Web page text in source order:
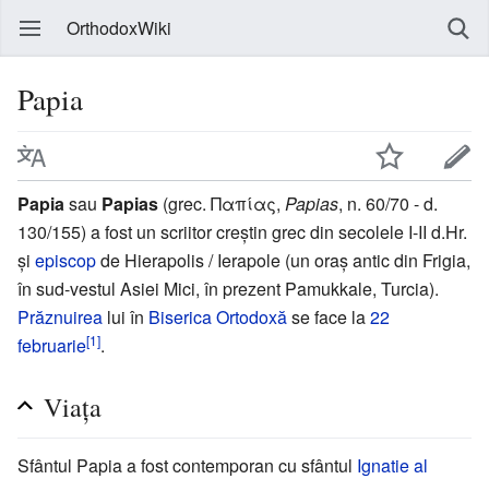
OrthodoxWiki
Papia
Papia sau Papias (grec. Παπίας, Papias, n. 60/70 - d.
130/155) a fost un scriitor creștin grec din secolele I-II d.Hr.
și episcopde Hierapolis / Ierapole (un oraș antic din Frigia,
în sud-vestul Asiei Mici, în prezent Pamukkale, Turcia).
Prăznuirea lui în Biserica Ortodoxăse face la22
februarie[1].
Viața
Sfântul Papia a fost contemporan cu sfântul Ignatie al